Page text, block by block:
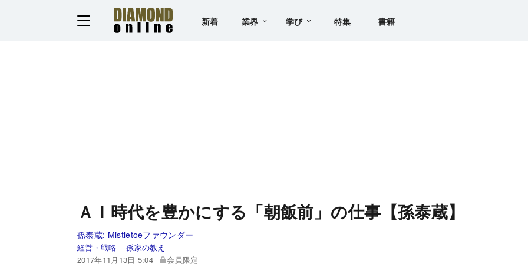
新着 業界 学び 特集 書籍
ＡＩ時代を豊かにする「朝飯前」の仕事【孫泰蔵】
孫泰蔵: Mistletoeファウンダー
経営・戦略
孫家の教え
2017年11月13日 5:04
会員限定